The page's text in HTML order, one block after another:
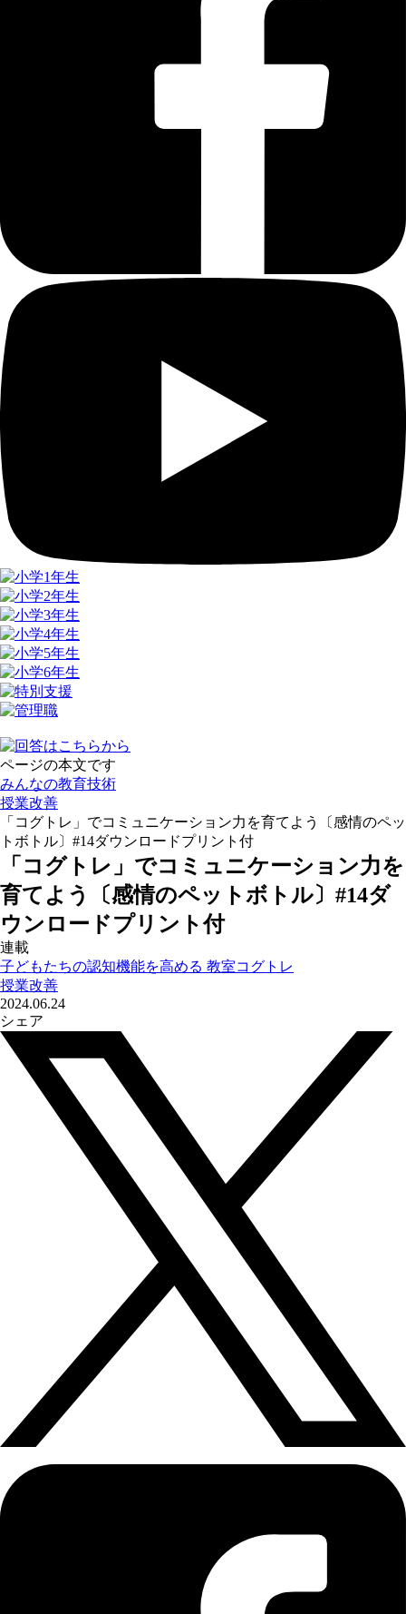
ページの本文です
みんなの教育技術
授業改善
「コグトレ」でコミュニケーション力を育てよう〔感情のペッ
トボトル〕#14ダウンロードプリント付
「コグトレ」でコミュニケーション力を
育てよう〔感情のペットボトル〕#14ダ
ウンロードプリント付
連載
子どもたちの認知機能を高める 教室コグトレ
授業改善
2024.06.24
シェア